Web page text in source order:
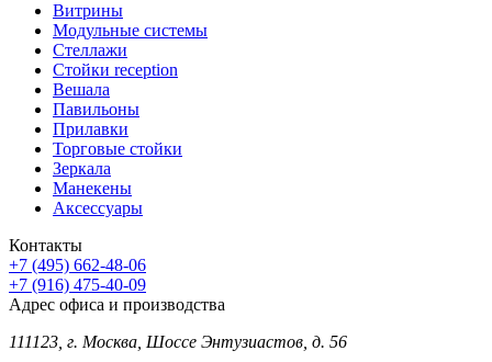
Витрины
Модульные системы
Стеллажи
Стойки reception
Вешала
Павильоны
Прилавки
Торговые стойки
Зеркала
Манекены
Аксессуары
Контакты
+7 (495) 662-48-06
+7 (916) 475-40-09
Адрес офиса и производства
111123, г. Москва, Шоссе Энтузиастов, д. 56